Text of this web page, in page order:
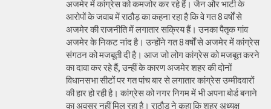
अजमेर में कांग्रेस को कमजोर कर रहे हैं। जैन और भाटी के
आरोपों के जवाब में राठौड़ का कहना रहा है कि वे गत 8 वर्षों से
अजमेर की राजनीति में लगातार सक्रिय हैं। उनका पैतृक गांव
अजमेर के निकट नांद है। उन्होंने गत 8 वर्षों से अजमेर में कांग्रेस
संगठन को मजबूती दी है। आज जो लोग कांग्रेस को मजबूत करने
का दावा कर रहे हैं, उन्हीं के कारण अजमेर शहर की दोनों
विधानसभा सीटों पर गत पांच बार से लगातार कांग्रेस उम्मीदवारों
की हार हो रही है। कांग्रेस को नगर निगम में भी अपना बोर्ड बनाने
का अवसर नहीं मिल रहा है। राठौड़ ने कहा कि शहर अध्यक्ष